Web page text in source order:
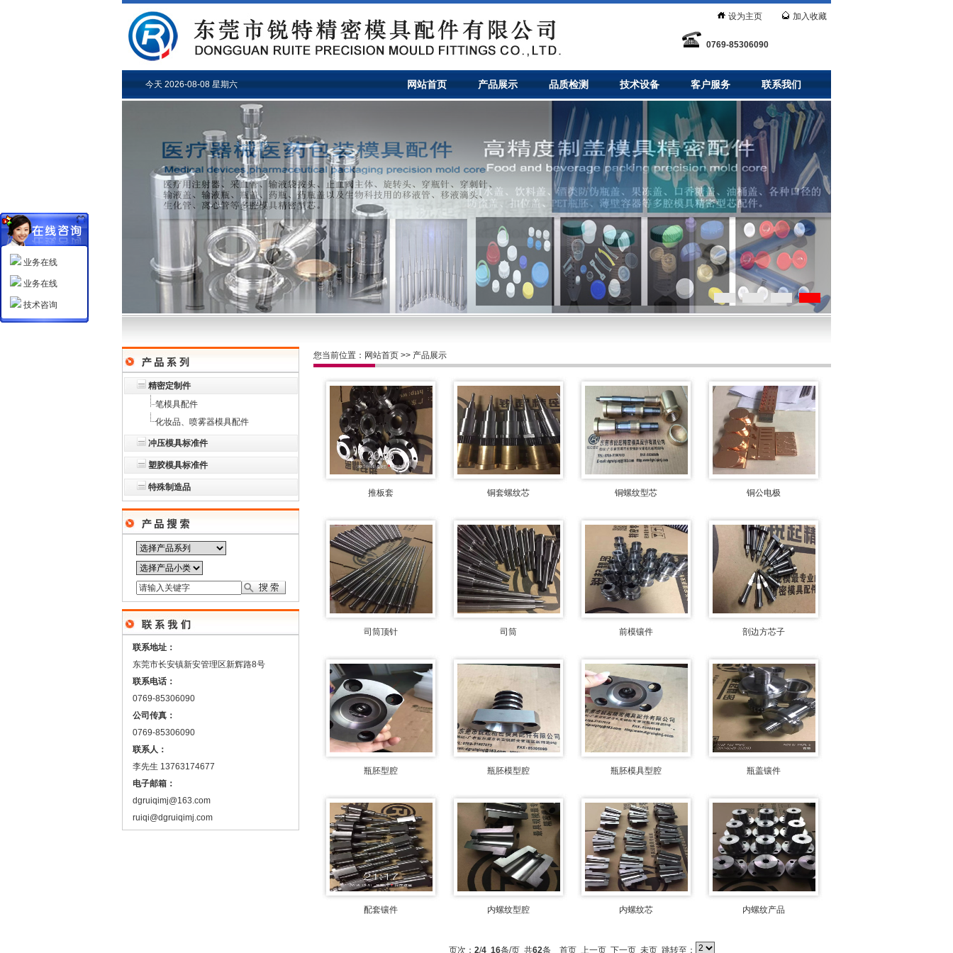
设为主页 加入收藏
0769-85306090
今天 2026-08-08 星期六 网站首页 产品展示 品质检测 技术设备 客户服务 联系我们
精密定制件
笔模具配件
化妆品、喷雾器模具配件
冲压模具标准件
塑胶模具标准件
特殊制造品
联系地址：
东莞市长安镇新安管理区新辉路8号
联系电话：
0769-85306090
公司传真：
0769-85306090
联系人：
李先生 13763174677
电子邮箱：
dgruiqimj@163.com
ruiqi@dgruiqimj.com
您当前位置： 网站首页 >> 产品展示
推板套 铜套螺纹芯 铜螺纹型芯 铜公电极
司筒顶针 司筒 前模镶件 剖边方芯子
瓶胚型腔 瓶胚模型腔 瓶胚模具型腔 瓶盖镶件
配套镶件 内螺纹型腔 内螺纹芯 内螺纹产品
页次： 2/4 16条/页 共62条 首页 上一页 下一页 未页 跳转至：
业务在线
业务在线
技术咨询